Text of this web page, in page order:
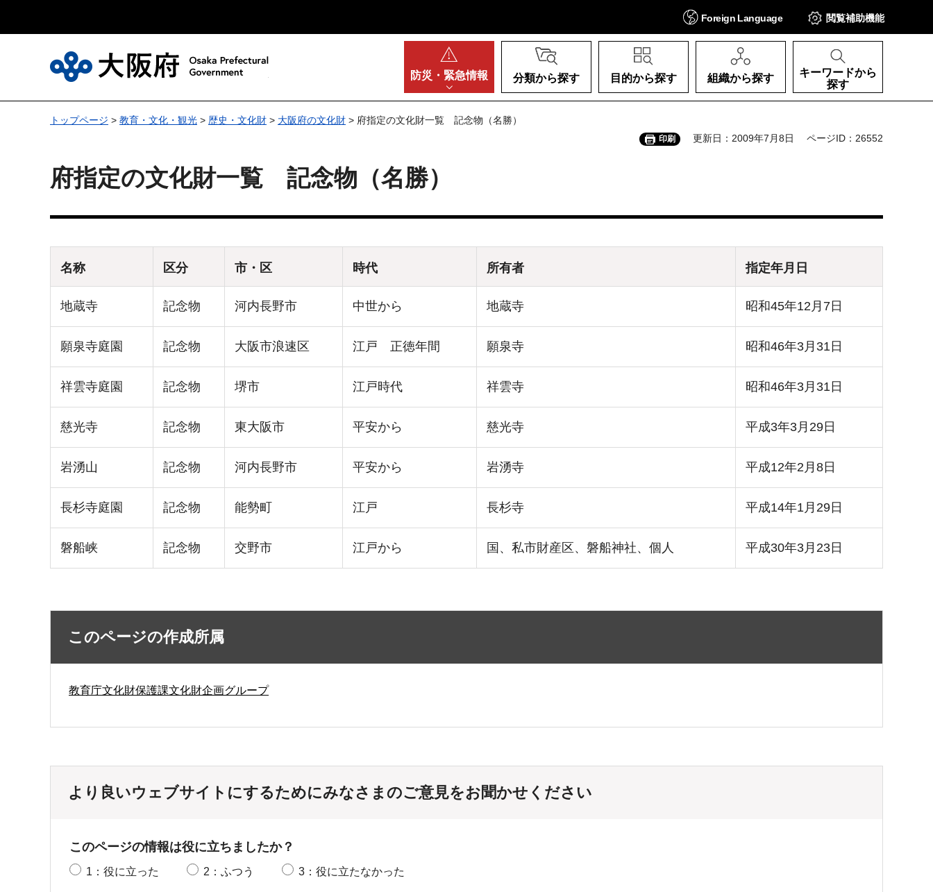
Foreign Language 閲覧補助機能
防災・ 緊急情報 分類から探す 目的から探す 組織から探す
キーワードから
探す
トップページ > 教育・文化・観光 > 歴史・文化財 > 大阪府の文化財 > 府指定の文化財一覧 記念物（名勝）
印刷 更新日：2009年7月8日 ページID：26552
府指定の文化財一覧 記念物（名勝）
名称 区分 市・区 時代 所有者 指定年月日
地蔵寺 記念物 河内長野市 中世から 地蔵寺 昭和45年12月7日
願泉寺庭園 記念物 大阪市浪速区 江戸 正徳年間 願泉寺 昭和46年3月31日
祥雲寺庭園 記念物 堺市 江戸時代 祥雲寺 昭和46年3月31日
慈光寺 記念物 東大阪市 平安から 慈光寺 平成3年3月29日
岩湧山 記念物 河内長野市 平安から 岩湧寺 平成12年2月8日
長杉寺庭園 記念物 能勢町 江戸 長杉寺 平成14年1月29日
磐船峡 記念物 交野市 江戸から 国、私市財産区、磐船神社、個人 平成30年3月23日
このページの作成所属
教育庁文化財保護課文化財企画グループ
より良いウェブサイトにするためにみなさまのご意見をお聞かせください
このページの情報は役に立ちましたか？
1：役に立った 2：ふつう 3：役に立たなかった